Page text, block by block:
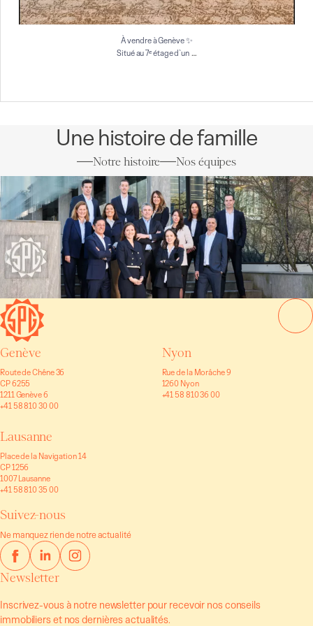
À vendre à Genève ✨
Situé au 7ᵉ étage d`un …
Une histoire de famille
Notre histoire Nos équipes
Genève
Route de Chêne 36
CP 6255
1211 Genève 6
+41 58 810 30 00
Nyon
Rue de la Morâche 9
1260 Nyon
+41 58 810 36 00
Lausanne
Place de la Navigation 14
CP 1256
1007 Lausanne
+41 58 810 35 00
Suivez-nous
Ne manquez rien de notre actualité
Newsletter
Inscrivez-vous à notre newsletter pour recevoir nos conseils
immobiliers et nos dernières actualités.